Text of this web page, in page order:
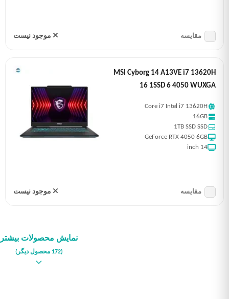
موجود نیست مقایسه
MSI Cyborg 14 A13VE i7 13620H
16 1SSD 6 4050 WUXGA
Core i7 Intel i7 13620H
16GB
1TB SSD SSD
GeForce RTX 4050 6GB
14 inch
موجود نیست مقایسه
نمایش محصولات بیشتر